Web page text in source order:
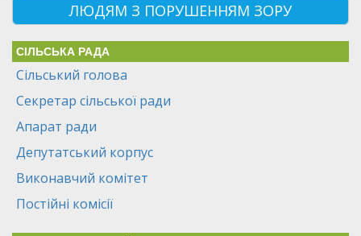
ЛЮДЯМ З ПОРУШЕННЯМ ЗОРУ
СІЛЬСЬКА РАДА
Сільський голова
Секретар сільської ради
Апарат ради
Депутатський корпус
Виконавчий комітет
Постійні комісії